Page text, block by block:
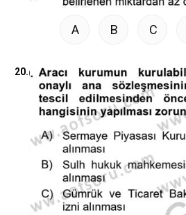
A B C
20.